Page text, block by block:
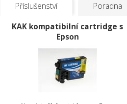
Příslušenství Poradna
KAK kompatibilní cartridge s
Epson